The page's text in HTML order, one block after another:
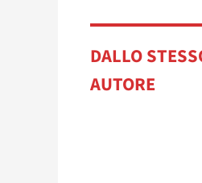
DALLO
AUTORE